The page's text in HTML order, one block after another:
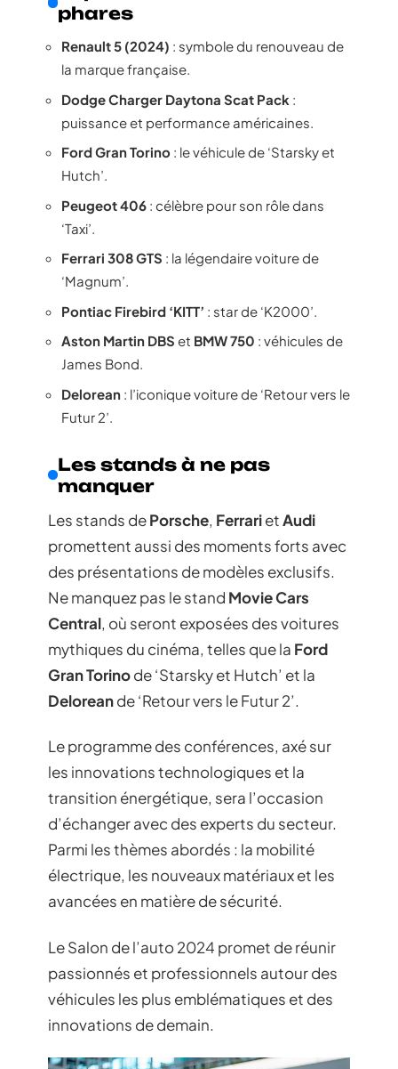
phares
Renault 5 (2024) : symbole du renouveau de
la marque française.
Dodge Charger Daytona Scat Pack :
puissance et performance américaines.
Ford Gran Torino : le véhicule de ‘Starsky et
Hutch’.
Peugeot 406 : célèbre pour son rôle dans
‘Taxi’.
Ferrari 308 GTS : la légendaire voiture de
‘Magnum’.
Pontiac Firebird ‘KITT’ : star de ‘K2000’.
Aston Martin DBS et BMW 750 : véhicules de
James Bond.
Delorean : l’iconique voiture de ‘Retour vers le
Futur 2’.
Les stands à ne pas
manquer
Les stands dePorsche, FerrarietAudi
promettent aussi des moments forts avec
des présentations de modèles exclusifs.
Ne manquez pas le stand Movie Cars
Central, où seront exposées des voitures
mythiques du cinéma, telles que la Ford
Gran Torinode ‘Starsky et Hutch’ et la
Deloreande ‘Retour vers le Futur 2’.
Le programme des conférences, axé sur
les innovations technologiques et la
transition énergétique, sera l’occasion
d’échanger avec des experts du secteur.
Parmi les thèmes abordés : la mobilité
électrique, les nouveaux matériaux et les
avancées en matière de sécurité.
Le Salon de l’auto 2024 promet de réunir
passionnés et professionnels autour des
véhicules les plus emblématiques et des
innovations de demain.